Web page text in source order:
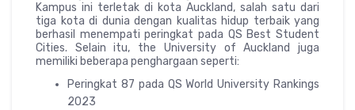
Kampus ini terletak di kota Auckland, salah satu dari
tiga kota di dunia dengan kualitas hidup terbaik yang
berhasil menempati peringkat pada QS Best Student
Cities. Selain itu, the University of Auckland juga
memiliki beberapa penghargaan seperti:
Peringkat 87 pada QS World University Rankings
2023